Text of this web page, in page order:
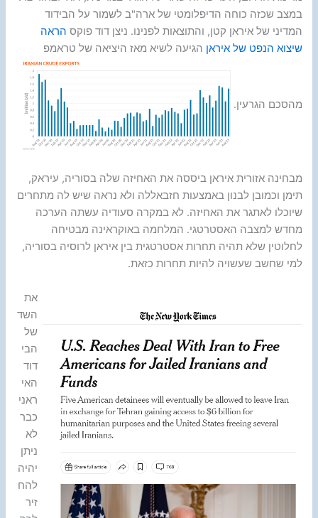
במצב שכזה כוחה הדיפלומטי של ארה"ב לשמור על הבידוד
המדיני של איראן קטן, והתוצאות לפנינו. ניצן דוד פוקס הראה
שיצוא הנפט של איראן הגיעה לשיא מאז היציאה של טראמפ
מהסכם הגרעין.
מבחינה אזורית איראן ביססה את האחיזה שלה בסוריה, עיראק,
תימן וכמובן לבנון באמצעות חזבאללה ולא נראה שיש לה מתחרים
שיוכלו לאתגר את האחיזה. לא במקרה סעודיה עשתה הערכה
מחדש למצבה האסטרטגי. המלחמה באוקראינה מבטיחה
לחלוטין שלא תהיה תחרות אסטרטגית בין איראן לרוסיה בסוריה,
למי שחשב שעשויה להיות תחרות כזאת.
את
השד
של
הבי
דוד
האי
ראני
כבר
לא
ניתן
יהיה
להח
זיר